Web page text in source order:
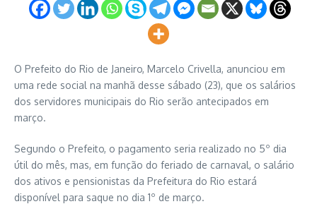
O Prefeito do Rio de Janeiro, Marcelo Crivella, anunciou em
uma rede social na manhã desse sábado (23), que os salários
dos servidores municipais do Rio serão antecipados em
março.
Segundo o Prefeito, o pagamento seria realizado no 5º dia
útil do mês, mas, em função do feriado de carnaval, o salário
dos ativos e pensionistas da Prefeitura do Rio estará
disponível para saque no dia 1º de março.